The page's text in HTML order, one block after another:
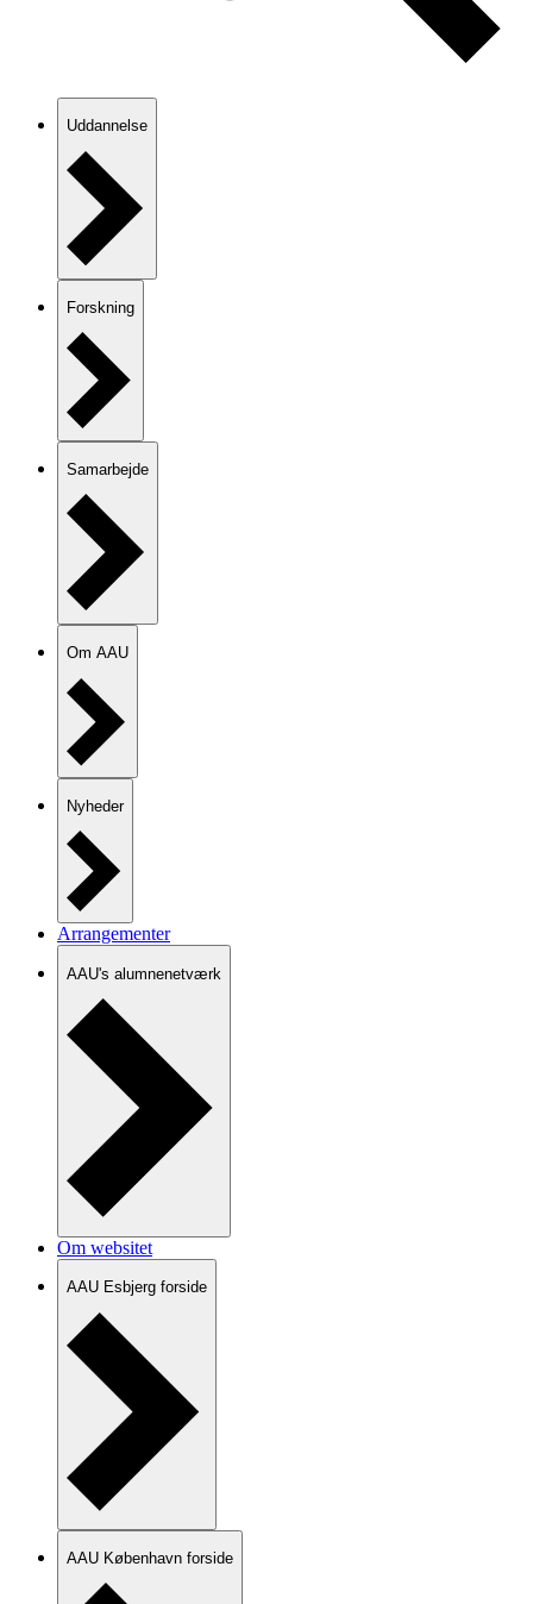
Uddannelse
Forskning
Samarbejde
Om AAU
Nyheder
Arrangementer
AAU's alumnenetværk
Om websitet
AAU Esbjerg forside
AAU København forside